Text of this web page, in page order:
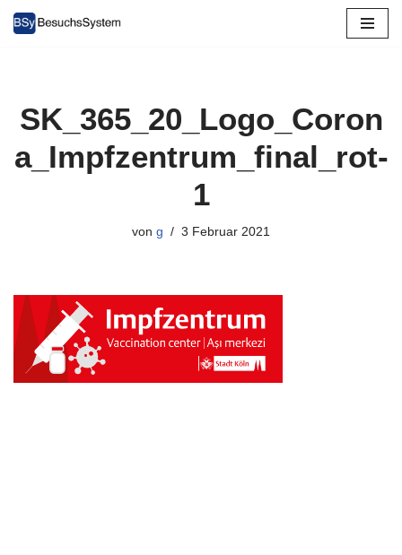
SK_365_20_Logo_Coron
a_Impfzentrum_final_rot-
1
von g 3 Februar 2021